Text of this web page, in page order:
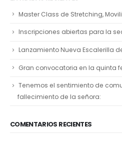
Master Class de Stretching,
Inscripciones abiertas para la
Lanzamiento Nueva Escalerilla
Gran convocatoria en la quinta
Tenemos el sentimiento de
fallecimiento de la señora:
COMENTARIOS RECIENTES